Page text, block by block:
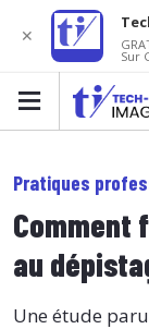
Pratiques
Comment
au
Une étude
✕
Sur